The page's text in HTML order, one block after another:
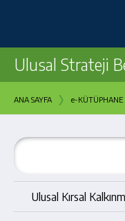
Ulusal Strateji
ANA SAYFA › e-KÜTÜPHANE
Ulusal Kırsal